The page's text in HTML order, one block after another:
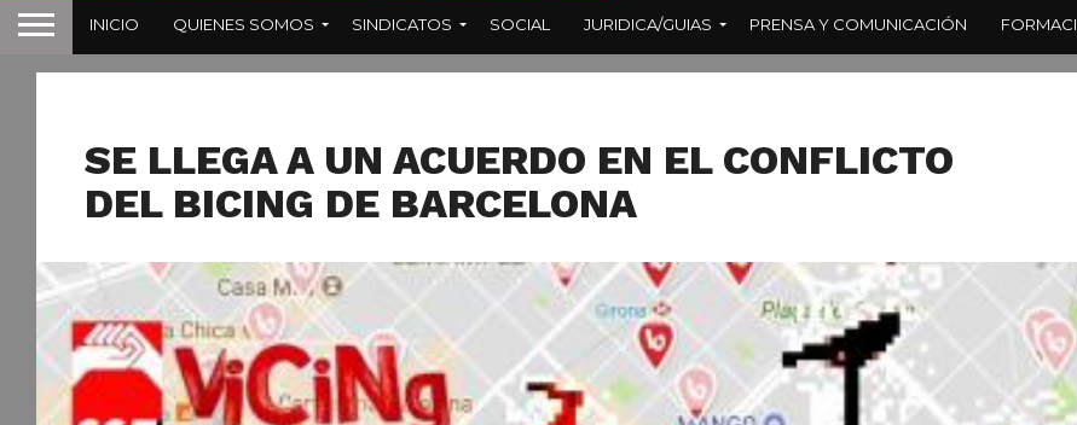
INICIO QUIENES SOMOS SINDICATOS SOCIAL JURIDICA/GUIAS PRENSA Y COMUNICACIÓN
SE LLEGA A UN ACUERDO EN EL CONFLICTO
DEL BICING DE BARCELONA